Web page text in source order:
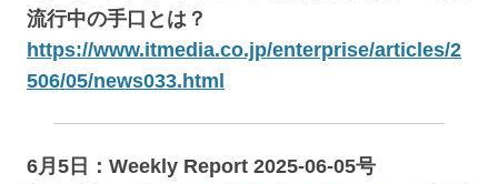
流行中の手口とは？
https://www.itmedia.co.jp/enterprise/articles/2
506/05/news033.html
6月5日：Weekly Report 2025-06-05号